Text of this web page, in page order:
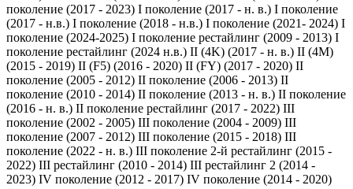
поколение (2017 - 2023) I поколение (2017 - н. в.) I поколение
(2017 - н.в.) I поколение (2018 - н.в.) I поколение (2021- 2024) I
поколение (2024-2025) I поколение рестайлинг (2009 - 2013) I
поколение рестайлинг (2024 н.в.) II (4K) (2017 - н. в.) II (4M)
(2015 - 2019) II (F5) (2016 - 2020) II (FY) (2017 - 2020) II
поколение (2005 - 2012) II поколение (2006 - 2013) II
поколение (2010 - 2014) II поколение (2013 - н. в.) II поколение
(2016 - н. в.) II поколение рестайлинг (2017 - 2022) III
поколение (2002 - 2005) III поколение (2004 - 2009) III
поколение (2007 - 2012) III поколение (2015 - 2018) III
поколение (2022 - н. в.) III поколение 2-й рестайлинг (2015 -
2022) III рестайлинг (2010 - 2014) III рестайлинг 2 (2014 -
2023) IV поколение (2012 - 2017) IV поколение (2014 - 2020)